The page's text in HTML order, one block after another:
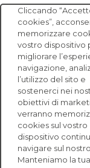
CONTATTACI
Abbiamo uffici in
Mauritius, Polonia,
Singapore.
SOLUZIONI
Cliccando
cookies”,
memorizzare
vostro dispositivo
migliorare
navigazione,
l’utilizzo del sito e
sostenerci nei
obiettivi di
verranno
cookies sul vostro
dispositivo
navigare sul
Manteniamo la